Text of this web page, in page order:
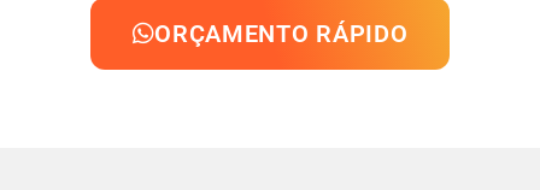
ORÇAMENTO RÁPIDO